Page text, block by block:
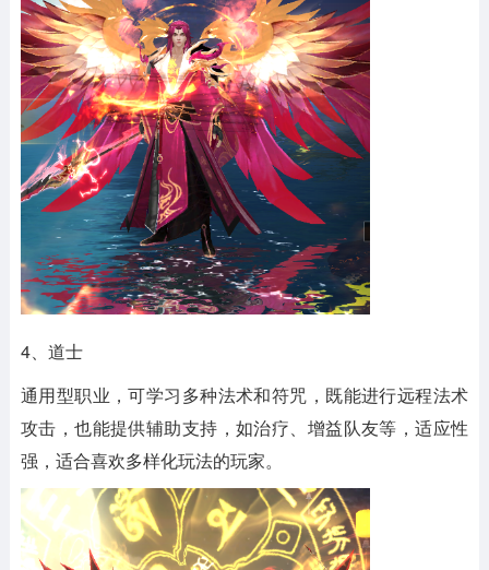
4、道士
通用型职业，可学习多种法术和符咒，既能进行远程法术
攻击，也能提供辅助支持，如治疗、增益队友等，适应性
强，适合喜欢多样化玩法的玩家。